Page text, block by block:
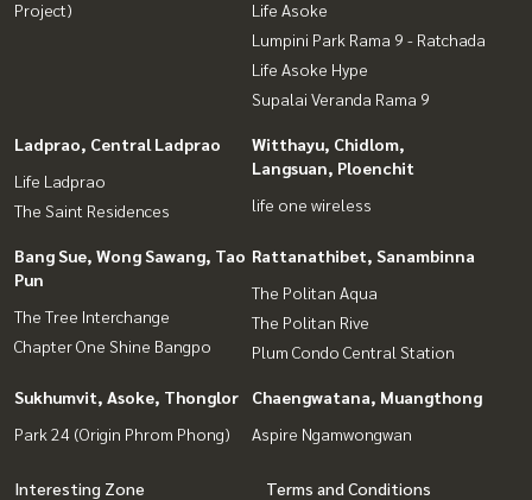
Project)
Life Asoke
Lumpini Park Rama 9 - Ratchada
Life Asoke Hype
Supalai Veranda Rama 9
Ladprao, Central Ladprao
Life Ladprao
The Saint Residences
Witthayu, Chidlom,
Langsuan, Ploenchit
life one wireless
Bang Sue, Wong Sawang, Tao
Pun
The Tree Interchange
Chapter One Shine Bangpo
Rattanathibet, Sanambinna
The Politan Aqua
The Politan Rive
Plum Condo Central Station
Sukhumvit, Asoke, Thonglor
Park 24 (Origin Phrom Phong)
Chaengwatana, Muangthong
Aspire Ngamwongwan
Interesting Zone
Terms and Conditions